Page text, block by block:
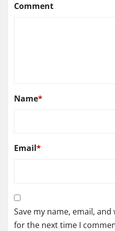
Comment
Name*
Email*
Save my name, email,
for the next time I